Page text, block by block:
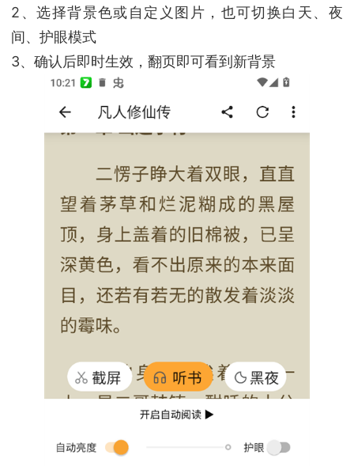
2、选择背景色或自定义图片，也可切换白天、夜
间、护眼模式
3、确认后即时生效，翻页即可看到新背景